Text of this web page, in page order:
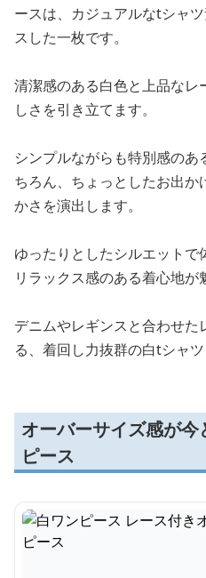
ースは、カジュアルなtシャ
スした一枚です。
清潔感のある白色と上品なレ
しさを引き立てます。
シンプルながらも特別感の
ちろん、ちょっとしたお出
かさを演出します。
ゆったりとしたシルエットで
リラックス感のある着心地が
デニムやレギンスと合わせ
る、着回し力抜群の白tシャツ
オーバーサイズ感が
ピース